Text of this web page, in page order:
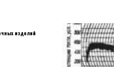
изделий